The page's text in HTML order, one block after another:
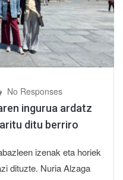
No Responses
ingurua ardatz
ditu berriro
izenak eta horiek
dituzte. Nuria Alzaga